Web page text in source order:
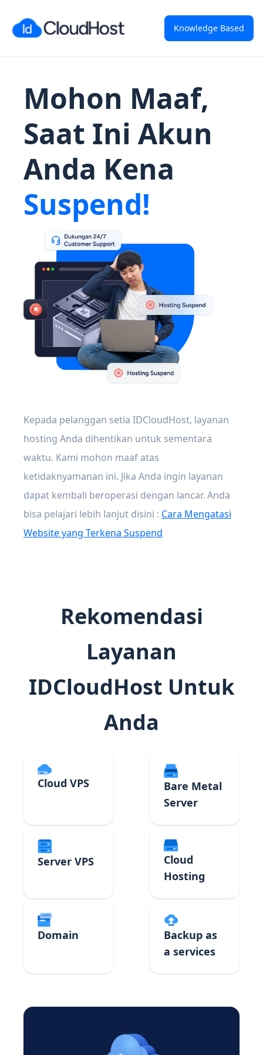
Knowledge Based
Mohon Maaf,
Saat Ini Akun
Anda Kena
Suspend!
Kepada pelanggan setia IDCloudHost, layanan
hosting Anda dihentikan untuk sementara
waktu. Kami mohon maaf atas
ketidaknyamanan ini. Jika Anda ingin layanan
dapat kembali beroperasi dengan lancar. Anda
bisa pelajari lebih lanjut disini : Cara Mengatasi
Website yang Terkena Suspend
Rekomendasi
Layanan
IDCloudHost Untuk
Anda
Cloud VPS
Bare Metal
Server
Server VPS
Cloud
Hosting
Domain
Backup as
a services